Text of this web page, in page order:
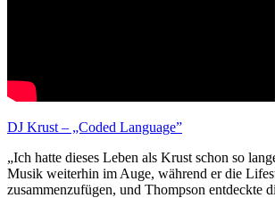
DJ Krust – „Coded Language”
„Ich hatte dieses Leben als Krust schon so
Musik weiterhin im Auge, während er die
zusammenzufügen, und Thompson entdeckte